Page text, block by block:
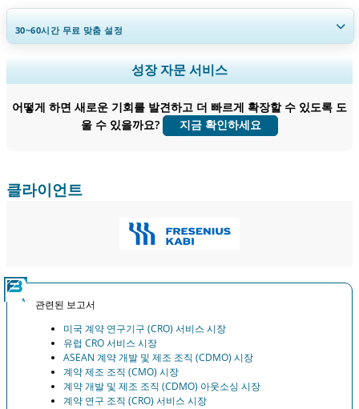
30~60시간무료 맞춤 설정
지역 및 국가 범위 확장, 세그먼트 분석, 기업 프로필, 경쟁 벤치마킹, 및 최
종 사용자 인사이트.
지금 맞춤 설정
성장 자문 서비스
어떻게 하면 새로운 기회를 발견하고 더 빠르게 확장할 수 있도록 도
울 수 있을까요?
지금 확인하세요
클라이언트
관련된 보고서
미국 계약 연구기구 (CRO) 서비스 시장
유럽 ​​CRO 서비스 시장
ASEAN 계약 개발 및 제조 조직 (CDMO) 시장
계약 제조 조직 (CMO) 시장
계약 개발 및 제조 조직 (CDMO) 아웃소싱 시장
계약 연구 조직 (CRO) 서비스 시장